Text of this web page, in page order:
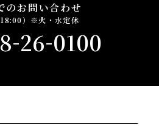
のお問い合わせ
）※火・水定休
-26-0100